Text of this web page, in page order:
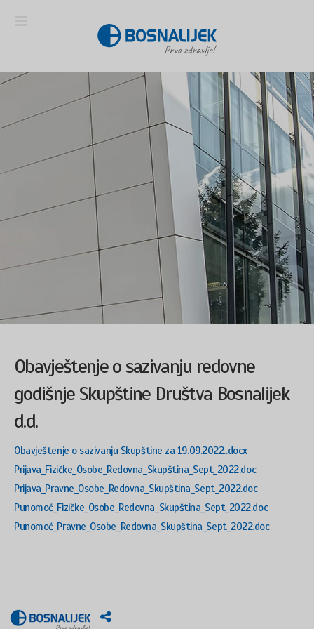
Obavještenje o sazivanju redovne
godišnje Skupštine Društva Bosnalijek
d.d.
Obavještenje o sazivanju Skupštine za 19.09.2022..docx
Prijava_Fizičke_Osobe_Redovna_Skupština_Sept_2022.doc
Prijava_Pravne_Osobe_Redovna_Skupština_Sept_2022.doc
Punomoć_Fizičke_Osobe_Redovna_Skupština_Sept_2022.doc
Punomoć_Pravne_Osobe_Redovna_Skupština_Sept_2022.doc